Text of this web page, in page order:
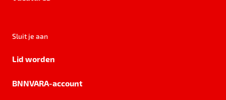
Sluit je aan
Lid worden
BNNVARA-account